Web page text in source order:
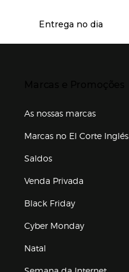
Entrega no dia
As nossas marcas
Marcas no El Corte Inglés
Saldos
Venda Privada
Black Friday
Cyber Monday
Natal